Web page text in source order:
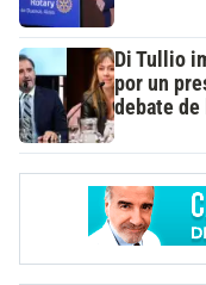
Di Tullio
por un
debate de